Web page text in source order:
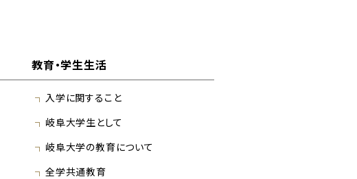
教育・学生生活
入学に関すること
岐阜大学生として
岐阜大学の教育について
全学共通教育